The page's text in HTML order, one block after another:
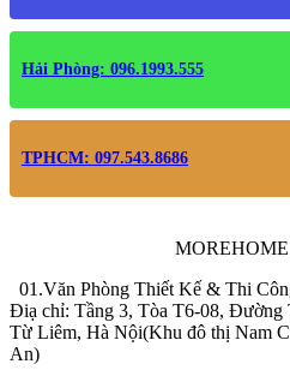
Hải Phòng: 096.1993.555
TPHCM: 097.543.8686
01.Văn Phòng Thiết Kế & Thi
Điạ chỉ: Tầng 3, Tòa T6-08, Đường
Từ Liêm, Hà Nội(Khu đô thị Nam
An)